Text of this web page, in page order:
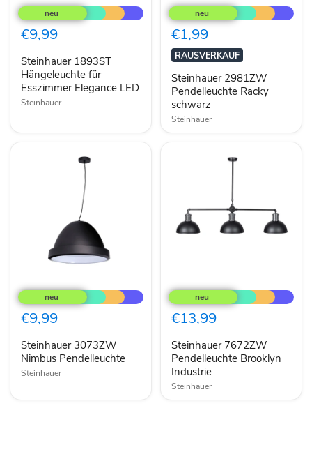
1893ST
Hängeleuchte
für
Esszimmer
LED
€9,99
Steinhauer 1893ST
Hängeleuchte für
Esszimmer Elegance LED
Steinhauer
2981ZW
Pendelleuchte
Racky
schwarz
€1,99
RAUSVERKAUF
Steinhauer 2981ZW
Pendelleuchte Racky
schwarz
Steinhauer
3073ZW
Nimbus
Pendelleuchte
€9,99
Steinhauer 3073ZW
Nimbus Pendelleuchte
Steinhauer
7672ZW
Pendelleuchte
Brooklyn
Industrie
€13,99
Steinhauer 7672ZW
Pendelleuchte Brooklyn
Industrie
Steinhauer